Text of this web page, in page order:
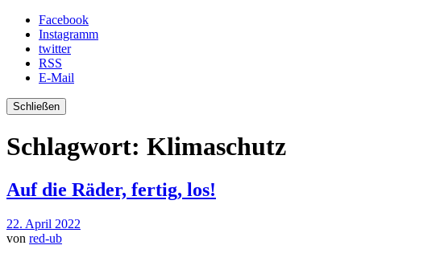
Facebook
Instagramm
twitter
RSS
E-Mail
Schließen
Schlagwort: Klimaschutz
Auf die Räder, fertig, los!
22. April 2022
von red-ub